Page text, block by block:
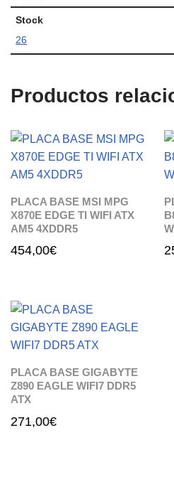
Stock
26
Productos
PLACA BASE MSI MPG
X870E EDGE TI WIFI ATX
AM5 4XDDR5
454,00€
PLACA BASE GIGABYTE
Z890 EAGLE WIFI7 DDR5
ATX
271,00€